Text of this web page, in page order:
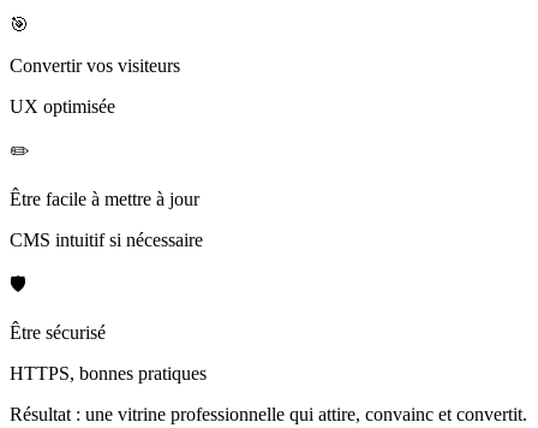
🎯
Convertir vos visiteurs
UX optimisée
✏️
Être facile à mettre à jour
CMS intuitif si nécessaire
🛡️
Être sécurisé
HTTPS, bonnes pratiques
Résultat : une vitrine professionnelle qui attire, convainc et convertit.